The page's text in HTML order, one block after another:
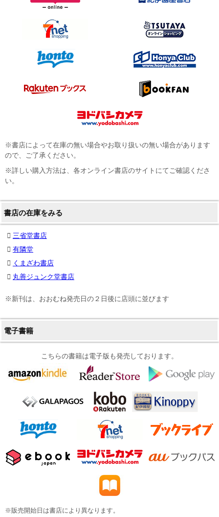
※書店によって在庫の無い場合やお取り扱いの無い場合があります
ので、ご了承ください。
※詳しい購入方法は、各オンライン書店のサイトにてご確認くださ
い。
書店の在庫をみる
三省堂書店
有隣堂
くまざわ書店
丸善ジュンク堂書店
※新刊は、おおむね発売日の２日後に店頭に並びます
電子書籍
こちらの書籍は電子版も発売しております。
※販売開始日は書店により異なります。